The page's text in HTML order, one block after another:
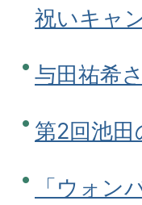
祝いキャ
与田祐希
第2回池
「ウォン